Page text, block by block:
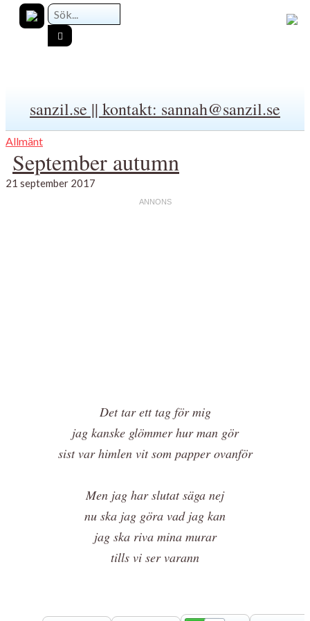
sanzil.se || kontakt: sannah@sanzil.se
Allmänt
September autumn
21 september 2017
Det tar ett tag för mig
jag kanske glömmer hur man gör
sist var himlen vit som papperovanför
Men jag har slutat säga nej
nu ska jag göra vad jag kan
jag ska riva mina murar
tills vi ser varann